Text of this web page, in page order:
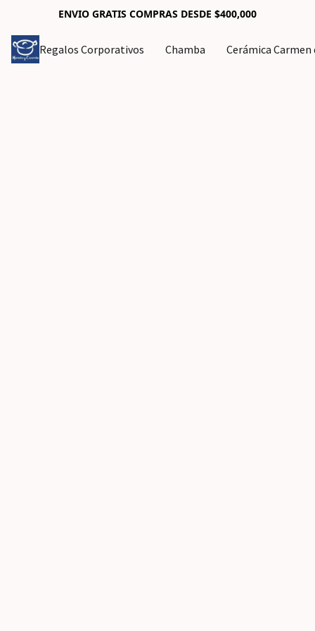
ENVIO GRATIS COMPRAS DESDE $400,000
Regalos Corporativos Chamba Cerámica Carmen